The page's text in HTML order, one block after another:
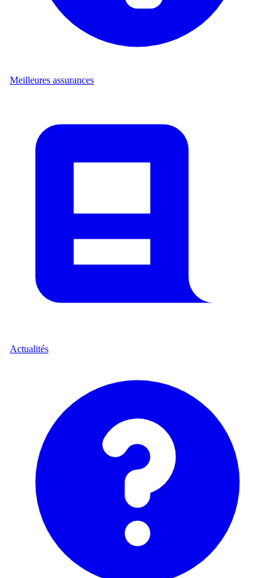
Meilleures assurances
Actualités